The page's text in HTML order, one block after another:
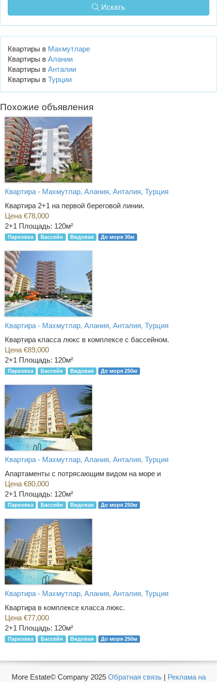
Искать
Квартиры в Махмутларе
Квартиры в Алании
Квартиры в Анталии
Квартиры в Турции
Похожие объявления
Квартира - Махмутлар, Алания, Анталия, Турция
Квартира 2+1 на первой береговой линии.
Цена €78,000
2+1 Площадь: 120м²
Парковка Бассейн Видовая До моря 30м
Квартира - Махмутлар, Алания, Анталия, Турция
Квартира класса люкс в комплексе с бассейном.
Цена €89,000
2+1 Площадь: 120м²
Парковка Бассейн Видовая До моря 250м
Квартира - Махмутлар, Алания, Анталия, Турция
Апартаменты с потрясающим видом на море и
Цена €80,000
2+1 Площадь: 120м²
Парковка Бассейн Видовая До моря 250м
Квартира - Махмутлар, Алания, Анталия, Турция
Квартира в комплексе класса люкс.
Цена €77,000
2+1 Площадь: 120м²
Парковка Бассейн Видовая До моря 250м
More Estate© Company 2025 Обратная связь| Реклама на